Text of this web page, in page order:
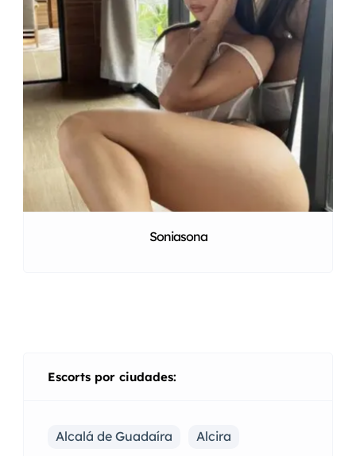
Soniasona
Escorts por ciudades:
Alcalá de Guadaíra
Alcira